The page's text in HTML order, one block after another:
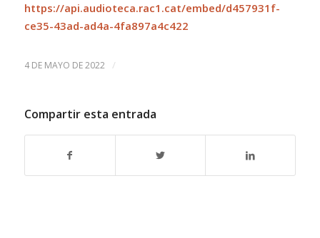
https://api.audioteca.rac1.cat/embed/d457931f-
ce35-43ad-ad4a-4fa897a4c422
4 DE MAYO DE 2022 /
Compartir esta entrada